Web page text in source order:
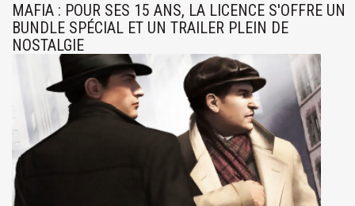
MAFIA : POUR SES 15 ANS, LA LICENCE S'OFFRE UN
BUNDLE SPÉCIAL ET UN TRAILER PLEIN DE
NOSTALGIE